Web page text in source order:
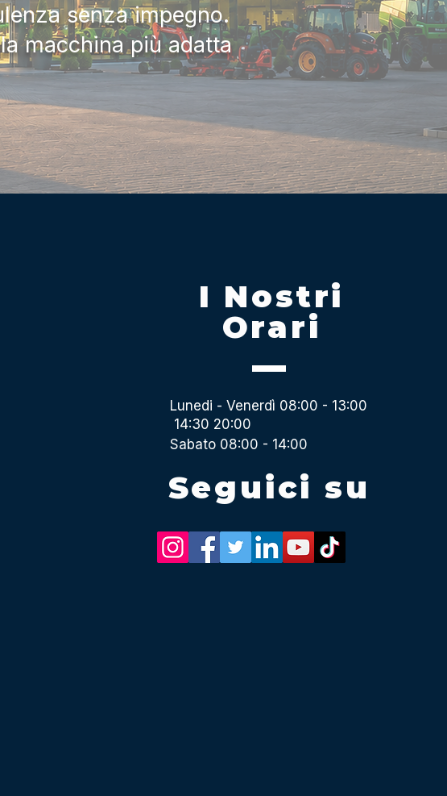
senza impegno.
macchina più adatta
I Nostri
Orari
Lunedi - Venerdì 08:00 - 13:00
14:30 20:00
Sabato 08:00 - 14:00
Seguici su